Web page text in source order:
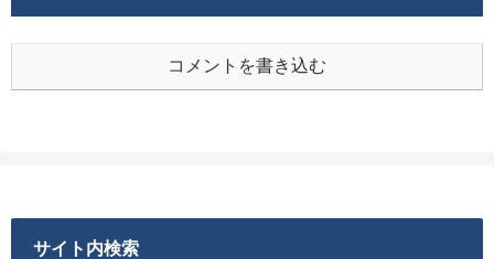
コメントを書き込む
サイト内検索